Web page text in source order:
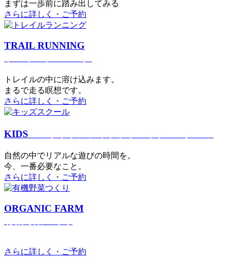
まずは一歩前に踏み出してみる
さらに詳しく・ご予約
TRAIL RUNNING
トレイルの中に溶け込みます。
まるで⾛る瞑想です。
さらに詳しく・ご予約
KIDS
⾃然の中でリアルな遊びの時間を。
今、⼀番必要なこと。
さらに詳しく・ご予約
ORGANIC FARM
さらに詳しく・ご予約